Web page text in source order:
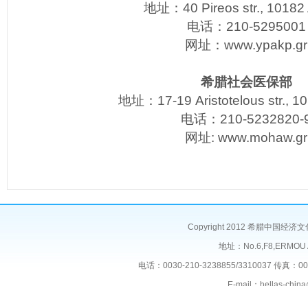
地址：40 Pireos str., 10182
电话：210-5295001
网址： www.ypakp.gr
希腊社会医保部
地址：17-19 Aristotelous str.,
电话：210-5232820-
网址: www.mohaw.gr
Copyright 2012 希腊中国经济
地址：
电话：0030-210-3238855/3310037 传真：